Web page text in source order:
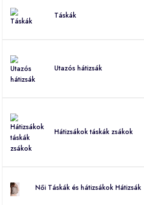
Táskák
Utazós hátizsák
Hátizsákok táskák zsákok
Női Táskák és hátizsákok Hátizsák